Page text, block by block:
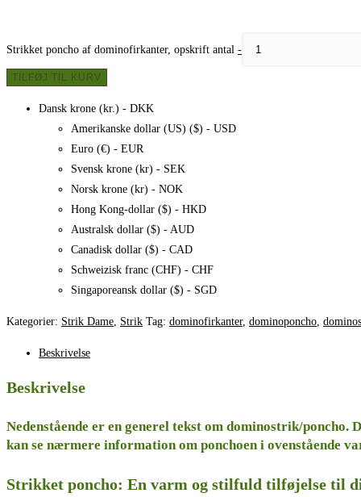
Strikket poncho af dominofirkanter, opskrift antal -
TILFØJ TIL KURV
Dansk krone (kr.) - DKK
Amerikanske dollar (US) ($) - USD
Euro (€) - EUR
Svensk krone (kr) - SEK
Norsk krone (kr) - NOK
Hong Kong-dollar ($) - HKD
Australsk dollar ($) - AUD
Canadisk dollar ($) - CAD
Schweizisk franc (CHF) - CHF
Singaporeansk dollar ($) - SGD
Kategorier: Strik Dame Strik Tag: dominofirkanter, dominoponcho
Beskrivelse
Beskrivelse
Nedenstående er en generel tekst om dominostrik/
kan se nærmere information om ponchoen i ovenstående
Strikket poncho: En varm og stilfuld tilføjelse til